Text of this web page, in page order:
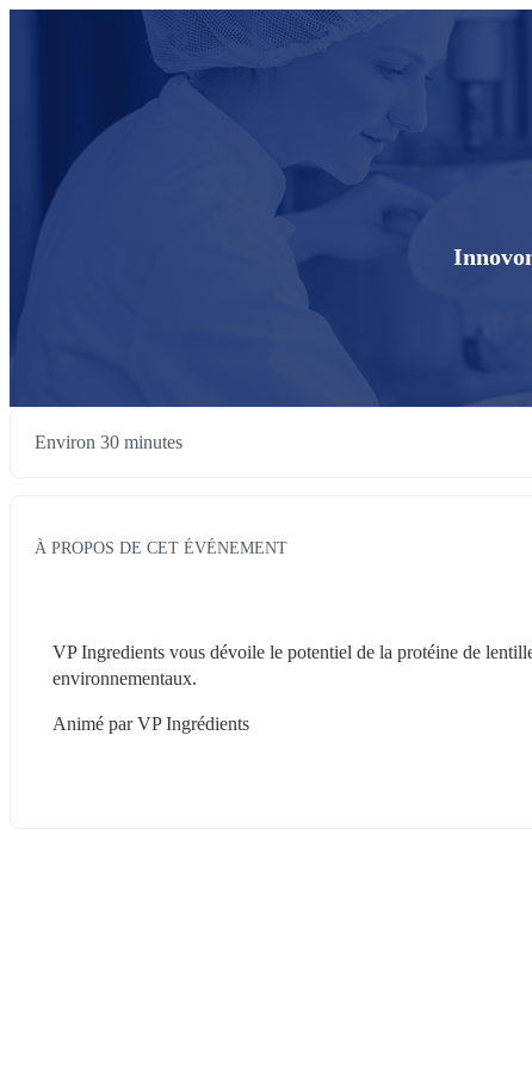
Environ 30 minutes
À PROPOS DE CET ÉVÉNEMENT
VP Ingredients vous dévoile le potentiel de la protéine de
environnementaux.
Animé par VP Ingrédients